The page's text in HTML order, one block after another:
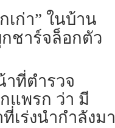
ก่า” ในบ้าน
ชาร์จล็อกตัว
าที่ตำรวจ
แพรก ว่า มี
เร่งนำกำลังมา